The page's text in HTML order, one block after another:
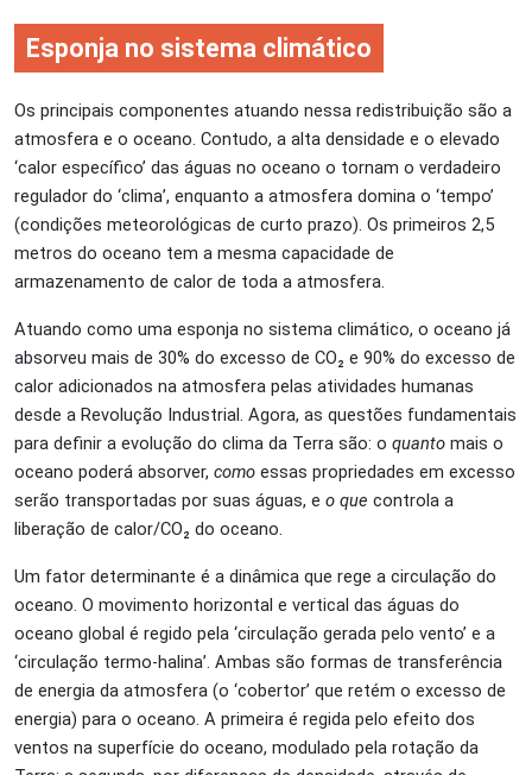
Esponja no sistema climático
Os principais componentes atuando nessa redistribuição são a
atmosfera e o oceano. Contudo, a alta densidade e o elevado
‘calor específico’ das águas no oceano o tornam o verdadeiro
regulador do ‘clima’, enquanto a atmosfera domina o ‘tempo’
(condições meteorológicas de curto prazo). Os primeiros 2,5
metros do oceano tem a mesma capacidade de
armazenamento de calor de toda a atmosfera.
Atuando como uma esponja no sistema climático, o oceano já
absorveu mais de 30% do excesso de CO₂ e 90% do excesso de
calor adicionados na atmosfera pelas atividades humanas
desde a Revolução Industrial. Agora, as questões fundamentais
para definir a evolução do clima da Terra são: o quanto mais o
oceano poderá absorver, como essas propriedades em excesso
serão transportadas por suas águas, e o que controla a
liberação de calor/CO₂ do oceano.
Um fator determinante é a dinâmica que rege a circulação do
oceano. O movimento horizontal e vertical das águas do
oceano global é regido pela ‘circulação gerada pelo vento’ e a
‘circulação termo-halina’. Ambas são formas de transferência
de energia da atmosfera (o ‘cobertor’ que retém o excesso de
energia) para o oceano. A primeira é regida pelo efeito dos
ventos na superfície do oceano, modulado pela rotação da